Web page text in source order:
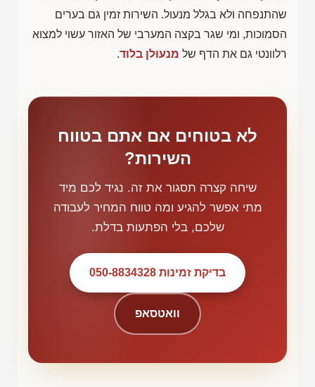
שהתנפחה ולא בגלל מנעול. השירות זמין גם בערים
הסמוכות, ומי שגר בקצה המערבי של האזור עשוי למצוא
רלוונטי גם את הדף של מנעולן בלוד.
לא בטוחים אם אתם בטווח
השירות?
שיחה קצרה תסגור את זה. נגיד לכם מיד
מתי אפשר להגיע ומה טווח המחיר לעבודה
שלכם, בלי הפתעות בדלת.
בדיקת זמינות 050-8834328
וואטסאפ